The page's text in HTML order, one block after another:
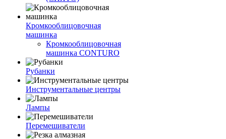
Кромкооблицовочная
машинка
Кромкооблицовочная
машинка CONTURO
Рубанки
Инструментальные центры
Лампы
Перемешиватели